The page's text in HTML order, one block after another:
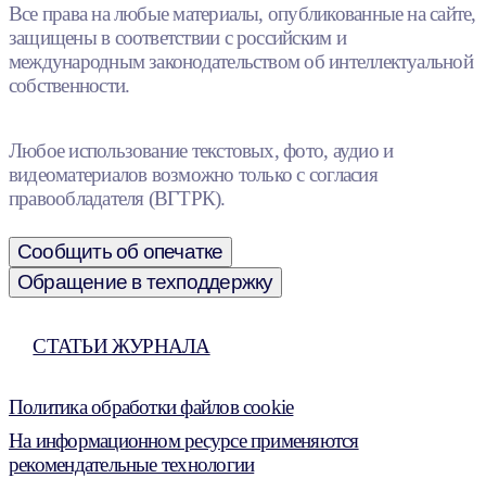
Все права на любые материалы, опубликованные на сайте,
защищены в соответствии с российским и
международным законодательством об интеллектуальной
собственности.
Любое использование текстовых, фото, аудио и
видеоматериалов возможно только с согласия
правообладателя (ВГТРК).
Сообщить об опечатке
Обращение в техподдержку
СТАТЬИ ЖУРНАЛА
Политика обработки файлов cookie
На информационном ресурсе применяются
рекомендательные технологии